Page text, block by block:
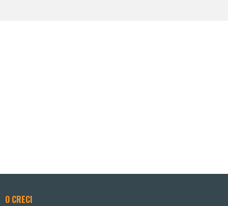
O CRECI